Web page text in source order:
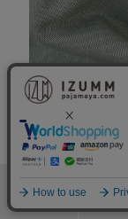
ホーム カー